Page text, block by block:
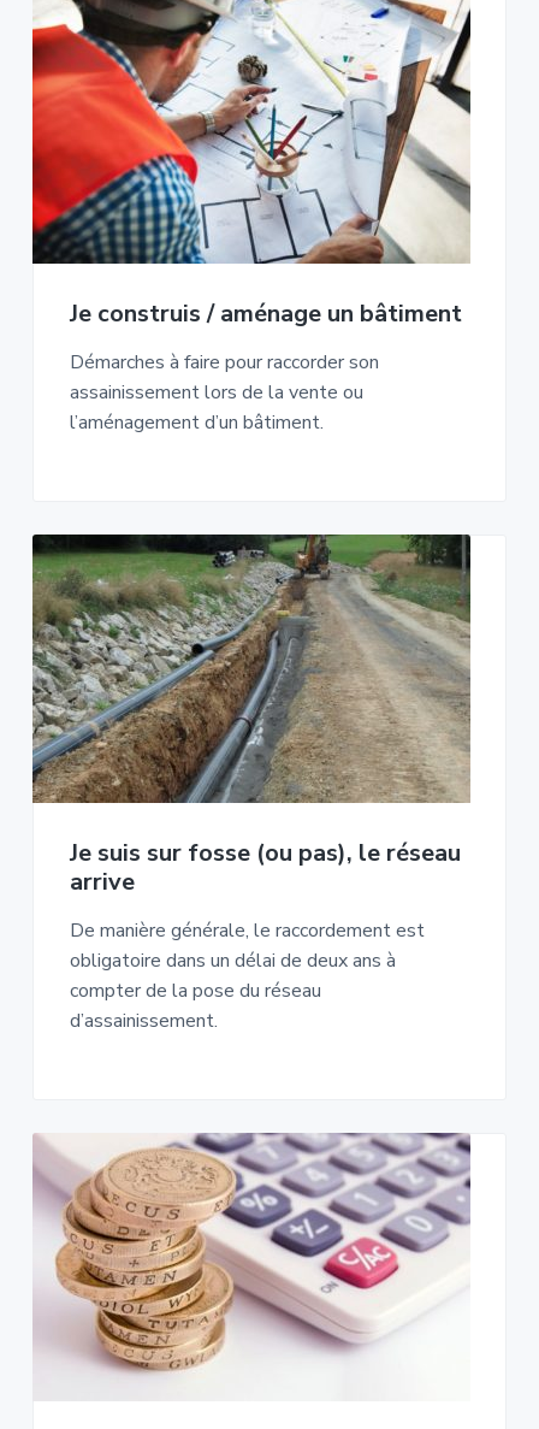
Je construis / aménage un bâtiment
Démarches à faire pour raccorder son
assainissement lors de la vente ou
l’aménagement d’un bâtiment.
Je suis sur fosse (ou pas), le réseau
arrive
De manière générale, le raccordement est
obligatoire dans un délai de deux ans à
compter de la pose du réseau
d’assainissement.